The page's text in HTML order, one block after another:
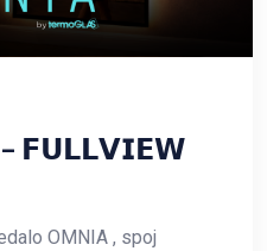
𝗙𝗨𝗟𝗟𝗩𝗜𝗘𝗪
OMNIA , spoj